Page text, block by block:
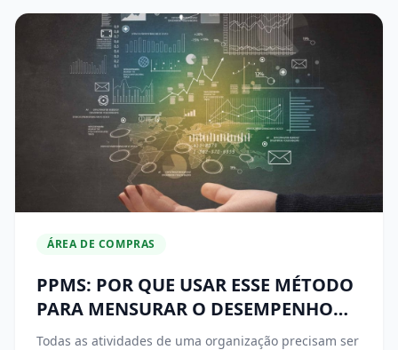
ÁREA DE COMPRAS
PPMS: POR QUE USAR ESSE MÉTODO
PARA MENSURAR O DESEMPENHO
DA ÁREA DE COMPRAS
Todas as atividades de uma organização precisam ser